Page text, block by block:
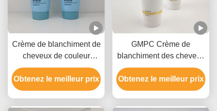
Crème de blanchiment de
cheveux de couleur
blanche Formule douce,
rapide à décolorer,
jusqu'à 9 niveaux
Obtenez le meilleur prix
GMPC Crème de
blanchiment des cheveux
avec peroxyde
d'hydrogène Hydroxyde
d'ammonium et huile
Obtenez le meilleur prix